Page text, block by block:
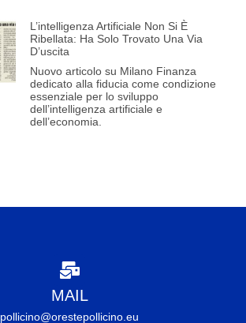
L’intelligenza Artificiale Non Si È
Ribellata: Ha Solo Trovato Una Via
D’uscita
Nuovo articolo su Milano Finanza
dedicato alla fiducia come condizione
essenziale per lo sviluppo
dell’intelligenza artificiale e
dell’economia.
MAIL
pollicino@orestepollicino.eu